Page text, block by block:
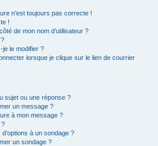
n’est toujours pas correcte !
!
de mon nom d’utilisateur ?
je le modifier ?
lorsque je clique sur le lien de courrier
sujet ou une réponse ?
un message ?
à mon message ?
?
à un sondage ?
un sondage ?